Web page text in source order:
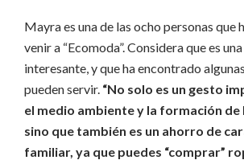
Mayra es una de las ocho personas que
venir a “Ecomoda”. Considera que es
interesante, y que ha encontrado
pueden servir. “No solo es un gesto
el medio ambiente y la formación de
sino que también es un ahorro de
familiar, ya que puedes “comprar”